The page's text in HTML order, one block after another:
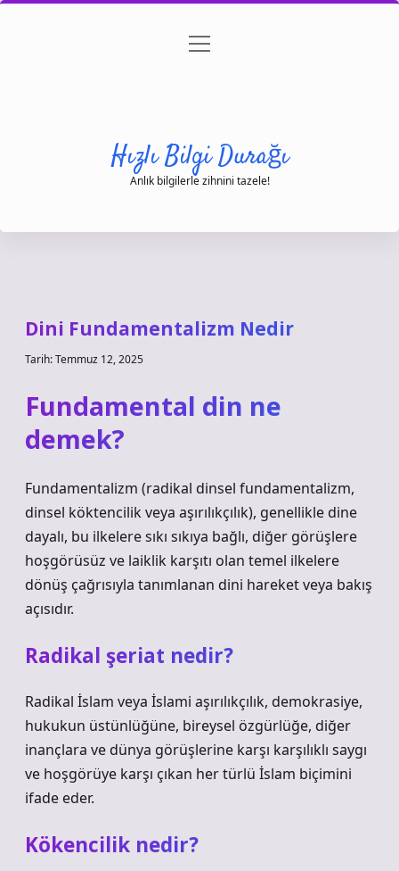
Gizlilik Politikası
menüyü
Hızlı Bilgi Durağı
Anlık bilgilerle zihnini tazele!
Dini Fundamentalizm Nedir
Tarih: Temmuz 12, 2025
Fundamental din ne
demek?
Fundamentalizm (radikal dinsel fundamentalizm,
dinsel köktencilik veya aşırılıkçılık), genellikle dine
dayalı, bu ilkelere sıkı sıkıya bağlı, diğer görüşlere
hoşgörüsüz ve laiklik karşıtı olan temel ilkelere
dönüş çağrısıyla tanımlanan dini hareket veya bakış
açısıdır.
Radikal şeriat nedir?
Radikal İslam veya İslami aşırılıkçılık, demokrasiye,
hukukun üstünlüğüne, bireysel özgürlüğe, diğer
inançlara ve dünya görüşlerine karşı karşılıklı saygı
ve hoşgörüye karşı çıkan her türlü İslam biçimini
ifade eder.
Kökencilik nedir?